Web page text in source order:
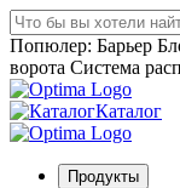
Попюлер: Барьер
ворота Система
Каталог
Продукты